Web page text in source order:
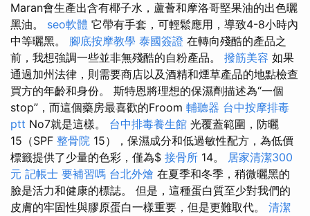
Maran會生產出含有椰子水，蘆薈和摩洛哥堅果油的出色曬
黑油。 seo軟體 它帶有手套，可輕鬆應用，導致4-8小時內
中等曬黑。 腳底按摩教學 泰國簽證 在轉向殘酷的產品之
前，我想強調一些並非無殘酷的自粉產品。 撥筋美容 如果
通過加州法律，則需要商店以及酒精和煙草產品的地點檢查
買方的年齡和身份。 斯特恩將理想的保濕劑描述為“一個
stop”，而這個藥房最喜歡的Froom 輔聽器 台中按摩排毒
ptt No7就是這樣。 台中排毒養生館 光覆蓋範圍，防曬
15（SPF 整骨院 15），保濕成分和低過敏性配方，為低價
標籤提供了少量的色彩，僅為$ 接骨所 14。 居家清潔300
元 記帳士 要補習嗎 台北外燴 在夏季和冬季，稍微曬黑的
臉是活力和健康的標誌。 但是，這種蛋白質至少對我們的
皮膚的牢固性與膠原蛋白一樣重要，但是更難取代。 清潔